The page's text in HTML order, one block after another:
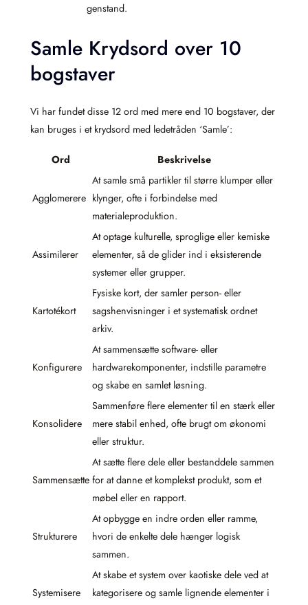
genstand.
Samle Krydsord over 10
bogstaver
Vi har fundet disse 12 ord med mere end 10 bogstaver, der
kan bruges i et krydsord med ledetråden ‘Samle’:
Ord Beskrivelse
Agglomerere
At samle små partikler til større klumper eller
klynger, ofte i forbindelse med
materialeproduktion.
Assimilerer
At optage kulturelle, sproglige eller kemiske
elementer, så de glider ind i eksisterende
systemer eller grupper.
Kartotékort
Fysiske kort, der samler person- eller
sagshenvisninger i et systematisk ordnet
arkiv.
Konfigurere
At sammensætte software- eller
hardwarekomponenter, indstille parametre
og skabe en samlet løsning.
Konsolidere
Sammenføre flere elementer til en stærk eller
mere stabil enhed, ofte brugt om økonomi
eller struktur.
Sammensætte
At sætte flere dele eller bestanddele sammen
for at danne et komplekst produkt, som et
møbel eller en rapport.
Strukturere
At opbygge en indre orden eller ramme,
hvori de enkelte dele hænger logisk
sammen.
Systemisere
At skabe et system over kaotiske dele ved at
kategorisere og samle lignende elementer i